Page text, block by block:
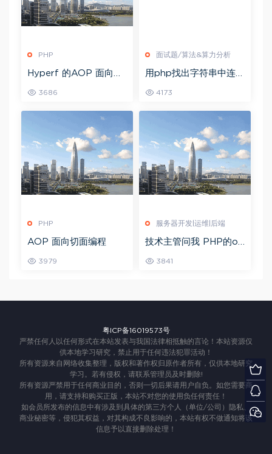
PHP
Hyperf 的AOP 面向切
3686
面试题/算法&算力分析
用php找出字符串中连续
你有方法吗？
4173
PHP
AOP 面向切面编程
3979
服务器开发|运维|后端
技术主管问我 PHP的op
3841
粤ICP备16019573号
严禁任何人以任何形式在本站发表与我国法律相抵触的言论！本站资源仅
供本地学习研究，禁止用于任何违法犯罪活动！
所有资源来自网络收集整理，版权和著作权归原作者所有，仅供本地研究
学习。若有侵权，请联系管理员及时删除!
所有资源严禁用于任何商业目的，否则一切后果请用户自负。如您需要商
用，请支持和购买正版，本站不对您的使用负任何责任！
如会员所发布的信息中有涉及到具体的第三方个人（单位/公司）隐私、
商业秘密等，侵犯其权益，对其构成不良影响的，本站有权不做通知将该
信息予以直接删除处理！